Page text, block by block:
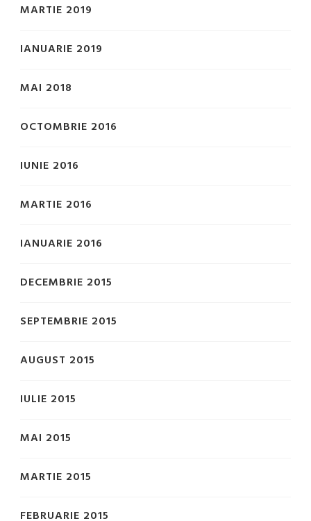
MARTIE 2019
IANUARIE 2019
MAI 2018
OCTOMBRIE 2016
IUNIE 2016
MARTIE 2016
IANUARIE 2016
DECEMBRIE 2015
SEPTEMBRIE 2015
AUGUST 2015
IULIE 2015
MAI 2015
MARTIE 2015
FEBRUARIE 2015